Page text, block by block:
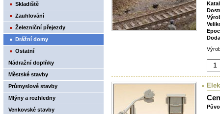
Skladiště
Zauhlování
Železniční přejezdy
Drážní domy
Ostatní
Nádražní doplňky
Městské stavby
Průmyslové stavby
Mlýny a rozhledny
Venkovské stavby